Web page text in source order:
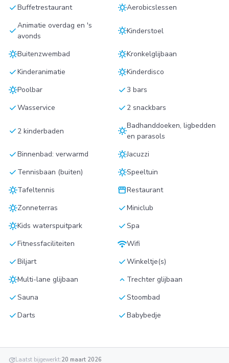
checkBuffetrestaurant sunnyAerobicslessen
checkAnimatie overdag en 's
avonds
sunnyKinderstoel
sunnyBuitenzwembad sunnyKronkelglijbaan
checkKinderanimatie sunnyKinderdisco
sunnyPoolbar check3 bars
checkWasservice check 2 snackbars
check 2 kinderbaden sunnyBadhanddoeken, ligbedden
en parasols
checkBinnenbad: verwarmd sunnyJacuzzi
check Tennisbaan (buiten) sunnySpeeltuin
sunnyTafeltennis storefrontRestaurant
sunnyZonneterras checkMiniclub
sunnyKids waterspuitpark checkSpa
checkFitnessfaciliteiten wifiWifi
checkBiljart checkWinkeltje(s)
sunnyMulti-lane glijbaan keyboard_arrow_up Trechter glijbaan
checkSauna checkStoombad
checkDarts checkBabybedje
updateLaatst bijgewerkt:20 maart 2026